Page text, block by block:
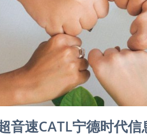
音速CATL宁德时代